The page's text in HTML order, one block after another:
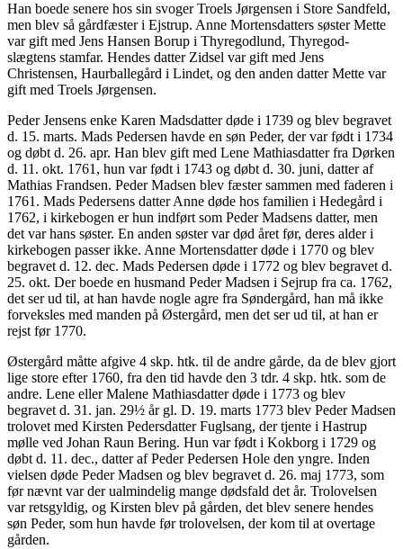
Han boede senere hos sin svoger Troels Jørgensen i Store Sandfeld,
men blev så gårdfæster i Ejstrup. Anne Mortensdatters søster Mette
var gift med Jens Hansen Borup i Thyregodlund, Thyregod-
slægtens stamfar. Hendes datter Zidsel var gift med Jens
Christensen, Haurballegård i Lindet, og den anden datter Mette var
gift med Troels Jørgensen.
Peder Jensens enke Karen Madsdatter døde i 1739 og blev begravet
d. 15. marts. Mads Pedersen havde en søn Peder, der var født i 1734
og døbt d. 26. apr. Han blev gift med Lene Mathiasdatter fra Dørken
d. 11. okt. 1761, hun var født i 1743 og døbt d. 30. juni, datter af
Mathias Frandsen. Peder Madsen blev fæster sammen med faderen i
1761. Mads Pedersens datter Anne døde hos familien i Hedegård i
1762, i kirkebogen er hun indført som Peder Madsens datter, men
det var hans søster. En anden søster var død året før, deres alder i
kirkebogen passer ikke. Anne Mortensdatter døde i 1770 og blev
begravet d. 12. dec. Mads Pedersen døde i 1772 og blev begravet d.
25. okt. Der boede en husmand Peder Madsen i Sejrup fra ca. 1762,
det ser ud til, at han havde nogle agre fra Søndergård, han må ikke
forveksles med manden på Østergård, men det ser ud til, at han er
rejst før 1770.
Østergård måtte afgive 4 skp. htk. til de andre gårde, da de blev gjort
lige store efter 1760, fra den tid havde den 3 tdr. 4 skp. htk. som de
andre. Lene eller Malene Mathiasdatter døde i 1773 og blev
begravet d. 31. jan. 29½ år gl. D. 19. marts 1773 blev Peder Madsen
trolovet med Kirsten Pedersdatter Fuglsang, der tjente i Hastrup
mølle ved Johan Raun Bering. Hun var født i Kokborg i 1729 og
døbt d. 11. dec., datter af Peder Pedersen Hole den yngre. Inden
vielsen døde Peder Madsen og blev begravet d. 26. maj 1773, som
før nævnt var der ualmindelig mange dødsfald det år. Trolovelsen
var retsgyldig, og Kirsten blev på gården, det blev senere hendes
søn Peder, som hun havde før trolovelsen, der kom til at overtage
gården.